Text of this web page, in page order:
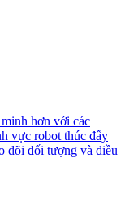
hơn với các
vực robot thúc đẩy
dõi đối tượng và điều